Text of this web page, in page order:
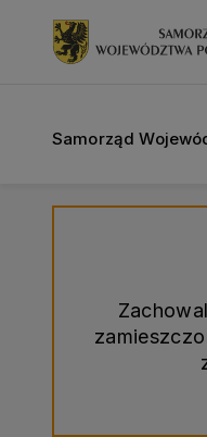
Samorząd